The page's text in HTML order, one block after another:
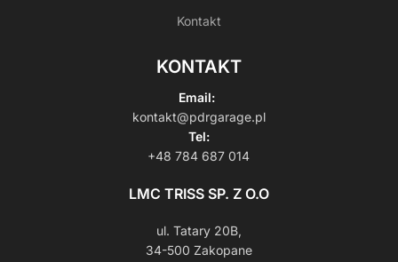
Kontakt
KONTAKT
Email:
kontakt@pdrgarage.pl
Tel:
+48 784 687 014
LMC TRISS SP. Z O.O
ul. Tatary 20B,
34-500 Zakopane